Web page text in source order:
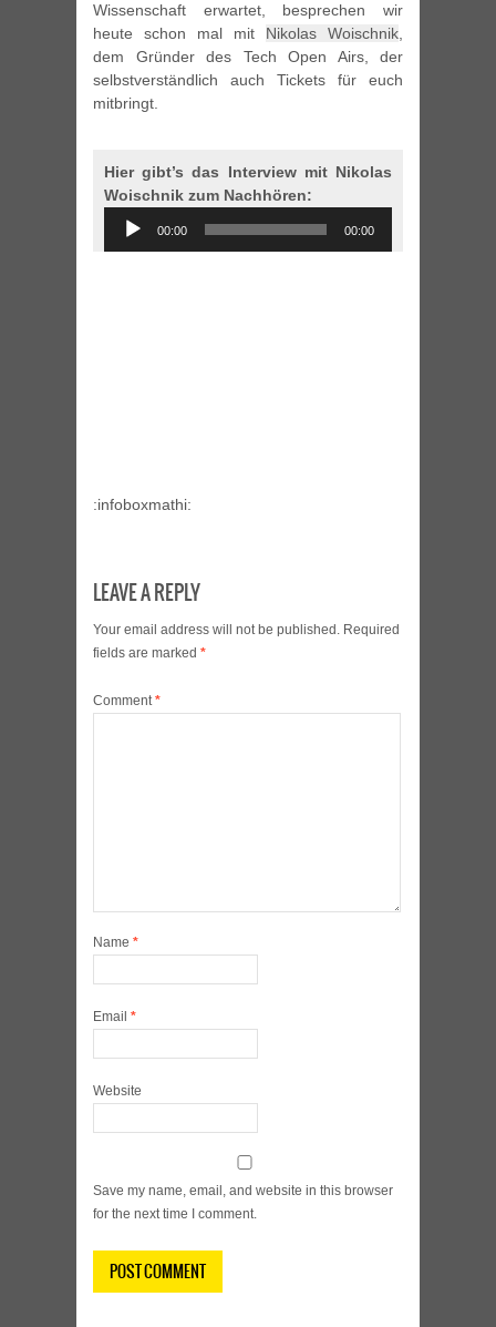
Wissenschaft erwartet, besprechen wir
heute schon mal mit Nikolas Woischnik
dem Gründer des Tech Open Airs, der
selbstverständlich auch Tickets für euch
mitbringt.
Hier gibt’s das Interview mit Nikolas
Woischnik zum Nachhören:
Audio
Player
00:00 00:00
:infoboxmathi:
LEAVE A REPLY
Your email address will not be published. Required
fields are marked *
Comment*
Name *
Email *
Website
Save my name, email, and website in this browser
for the next time I comment.